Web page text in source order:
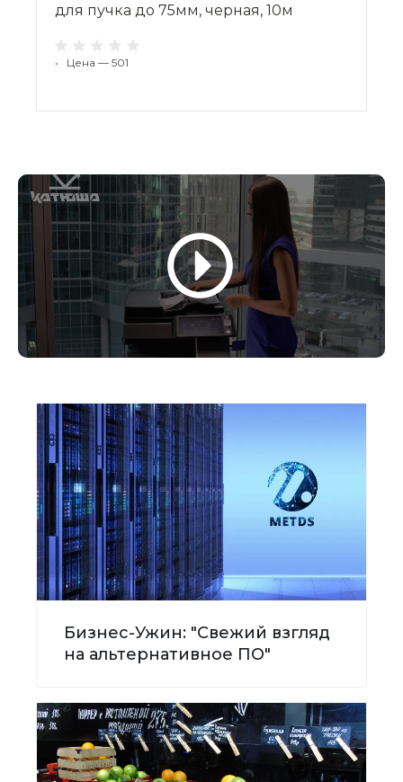
для пучка до 75мм, черная, 10м
• Цена — 501
Бизнес-Ужин: "Свежий взгляд
на альтернативное ПО"